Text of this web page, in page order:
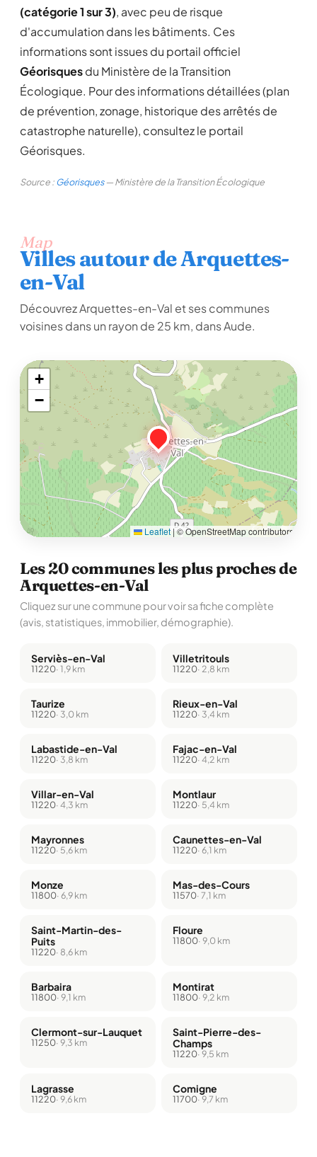
(catégorie 1 sur 3), avec peu de risque
d'accumulation dans les bâtiments. Ces
informations sont issues du portail officiel
Géorisquesdu Ministère de la Transition
Écologique. Pour des informations détaillées (plan
de prévention, zonage, historique des arrêtés de
catastrophe naturelle), consultez le portail
Géorisques.
Source :Géorisques— Ministère de la Transition Écologique
Map
Villes autour de Arquettes-
en-Val
Découvrez Arquettes-en-Val et ses communes
voisines dans un rayon de 25 km, dans Aude.
+
−
Leaflet |© OpenStreetMap contributors
Les 20 communes les plus proches de
Arquettes-en-Val
Cliquez sur une commune pour voir sa fiche complète
(avis, statistiques, immobilier, démographie).
Serviès-en-Val
11220· 1,9 km
Villetritouls
11220· 2,8 km
Taurize
11220· 3,0 km
Rieux-en-Val
11220· 3,4 km
Labastide-en-Val
11220· 3,8 km
Fajac-en-Val
11220· 4,2 km
Villar-en-Val
11220· 4,3 km
Montlaur
11220· 5,4 km
Mayronnes
11220· 5,6 km
Caunettes-en-Val
11220· 6,1 km
Monze
11800· 6,9 km
Mas-des-Cours
11570· 7,1 km
Saint-Martin-des-
Puits
11220· 8,6 km
Floure
11800· 9,0 km
Barbaira
11800· 9,1 km
Montirat
11800· 9,2 km
Clermont-sur-Lauquet
11250· 9,3 km
Saint-Pierre-des-
Champs
11220· 9,5 km
Lagrasse
11220· 9,6 km
Comigne
11700· 9,7 km